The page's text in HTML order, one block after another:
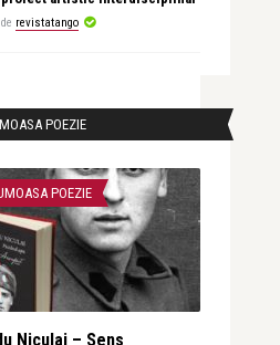
de revistatango
POEZIE
POEZIE
Niculai – Sens